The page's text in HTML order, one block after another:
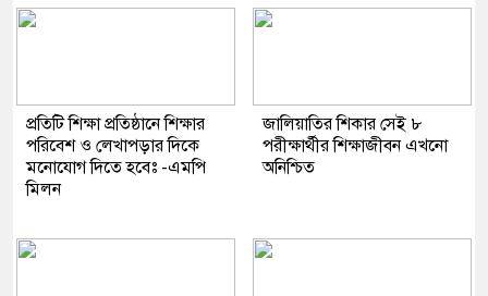
প্রতিটি শিক্ষা প্রতিষ্ঠানে শিক্ষার
পরিবেশ ও লেখাপড়ার দিকে
মনোযোগ দিতে হবেঃ -এমপি
মিলন
জালিয়াতির শিকার সেই ৮
পরীক্ষার্থীর শিক্ষাজীবন এখনো
অনিশ্চিত